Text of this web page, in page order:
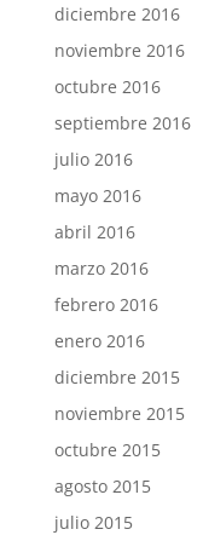
diciembre 2016
noviembre 2016
octubre 2016
septiembre 2016
julio 2016
mayo 2016
abril 2016
marzo 2016
febrero 2016
enero 2016
diciembre 2015
noviembre 2015
octubre 2015
agosto 2015
julio 2015